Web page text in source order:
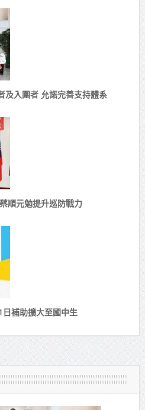
及入圍者 允諾完善支持體系
順元勉提升巡防戰力
補助擴大至國中生